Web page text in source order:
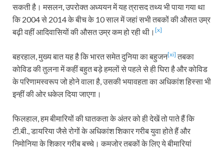
सकती है। मसलन, उपरोक्त अध्ययन में यह त्रासद तथ्य भी पाया गया था
कि 2004 से 2014 के बीच के 10 साल में जहां सभी तबकों की औसत उम्र
बढ़ी वहीं आदिवासियों की औसत उम्र कम हो रही थी। [x]
बहरहाल, मुख्य बात यह है कि भारत समेत दुनिया का बहुजन[xi] तबका
कोविड की तुलना में कहीं बहुत बड़े हमलों से पहले से ही घिरा है और कोविड
के परिणामस्वरूप जो होने वाला है, उसकी भयावहता का अधिकांश हिस्सा भी
इन्हीं की ओर धकेल दिया जाएगा।
फिलहाल, हम बीमारियों की घातकता के अंतर को ही देखें तो पाते हैं कि
टी.बी., डायरिया जैसे रोगों के अधिकांश शिकार गरीब युवा होते हैं और
निमोनिया के शिकार गरीब बच्चे। कमजोर तबकों के लिए ये बीमारियां